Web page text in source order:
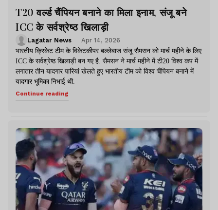
T20 वर्ल्ड चैंपियन बनाने का मिला इनाम, संजू बने
ICC के सर्वश्रेष्ठ खिलाड़ी
Lagatar News
Apr 14, 2026
भारतीय क्रिकेट टीम के विकेटकीपर बल्लेबाज संजू सैमसन को मार्च महीने के लिए
ICC के सर्वश्रेष्ठ खिलाड़ी बन गए है. सैमसन ने मार्च महीने में टी20 विश्व कप में
लगातार तीन यादगार पारियां खेलते हुए भारतीय टीम को विश्व चैंपियन बनाने में
यादगार भूमिका निभाई थी.
Continue reading